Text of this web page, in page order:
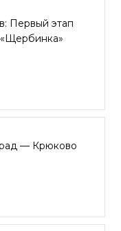
Первый этап
«Щербинка»
— Крюково